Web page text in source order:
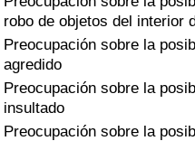
robo de objetos del interior
Preocupación sobre la
agredido
Preocupación sobre la
insultado
Preocupación sobre la
Índice de Sanidad
Índice de Sanidad por País
Contaminación